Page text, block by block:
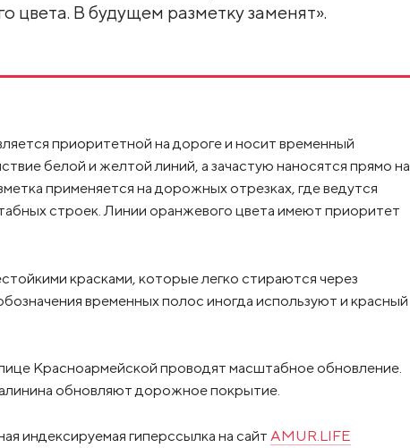
цвета. В будущем разметку заменят».
приоритетной на дороге и носит временный
белой и желтой линий, а зачастую наносятся прямо на
применяется на дорожных отрезках, где ведутся
строек. Линии оранжевого цвета имеют приоритет
красками, которые легко стираются через
временных полос иногда используют и красный
Красноармейской проводят масштабное обновление.
обновляют дорожное покрытие.
индексируемая гиперссылка на сайт AMUR.LIFE